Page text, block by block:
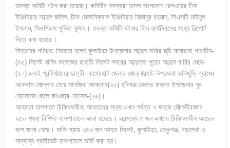
তদন্ত কমিটি গঠন করা হয়েছে। কমিটির সদস্যরা হলেন বাংলাদেশ রেলওয়ের চীফ
ইঞ্জিনিয়ার আব্দুল জলিল, চীফ মেকানিক্যাল ইঞ্জিনিয়ার মিজানুর রহমান, সিএসটি মাইনুল
ইসলাম, সিওপিএস সুজিত কুমার। তদন্ত কমিটি ঘটনার তিন কার্যদিবসের মধ্যে রিপোর্ট
দিতে বলা হয়েছে।
নিহতদের পরিচয়: নিহতরা হলেন কুলাউড়া উপজেলার আব্দুল বারির স্ত্রী মনোয়ারা পারভীন-
(৪৫) সিলেট নাসিং কলেজের ছাত্রী সিলেট সদরের আব্দুল্লা পুরের আব্দুল বারির মেয়ে-
(২০) একই প্রতিষ্ঠানের ছাত্রী বাগেরহাট জেলার মোল্লারহাট উপজেলা আটজুড়ি গ্রামের
আকরাম মোল্লার মেয়ে সানজিদা আক্তার(২০) হবিগঞ্জ জেলার বাহুবল উপজেলার নুর
হোসেনের ছেলে কাওছার হোসেন-(২৬)।
আহতরা হাসপাতে চিকিৎসাধীন: আহতদের মধ্যে এখন পর্যন্ত ৭ জনকে মৌলভীবাজার
২৫০ শষ্যা বিশিস্ট হাসপাতালে আনা হয়েছে। এরমধ্যে ৩ জন এখনো চিকিৎসাধীন আছেন
বলে জানা গেছে। বাকি প্রায় ২৪৩ জন আহত সিলেট, কুলাউড়া, ফেঞ্চুগঞ্জ, বড়লেখা ও
অন্যান্য প্রাইভেট হাসপাতলে ভর্তি করা হয়।